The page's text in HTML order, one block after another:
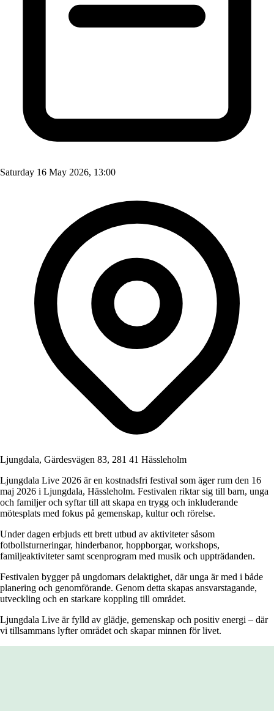
Saturday 16 May 2026, 13:00
Ljungdala, Gärdesvägen 83, 281 41 Hässleholm
Ljungdala Live 2026 är en kostnadsfri festival som äger rum den 16
maj 2026 i Ljungdala, Hässleholm. Festivalen riktar sig till barn, unga
och familjer och syftar till att skapa en trygg och inkluderande
mötesplats med fokus på gemenskap, kultur och rörelse.
Under dagen erbjuds ett brett utbud av aktiviteter såsom
fotbollsturneringar, hinderbanor, hoppborgar, workshops,
familjeaktiviteter samt scenprogram med musik och uppträdanden.
Festivalen bygger på ungdomars delaktighet, där unga är med i både
planering och genomförande. Genom detta skapas ansvarstagande,
utveckling och en starkare koppling till området.
Ljungdala Live är fylld av glädje, gemenskap och positiv energi – där
vi tillsammans lyfter området och skapar minnen för livet.